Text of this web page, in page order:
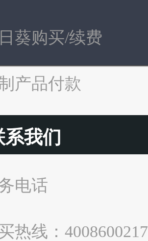
葵购买/续费
产品付款
系我们
电话
热线：4008600217